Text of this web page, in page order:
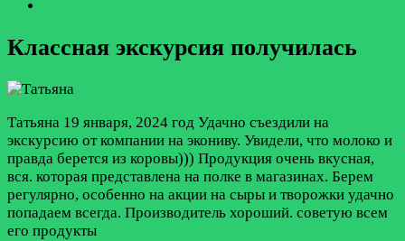
Классная экскурсия получилась
Татьяна 19 января, 2024 год Удачно съездили на
экскурсию от компании на экониву. Увидели, что молоко и
правда берется из коровы))) Продукция очень вкусная,
вся. которая представлена на полке в магазинах. Берем
регулярно, особенно на акции на сыры и творожки удачно
попадаем всегда. Производитель хороший. советую всем
его продукты